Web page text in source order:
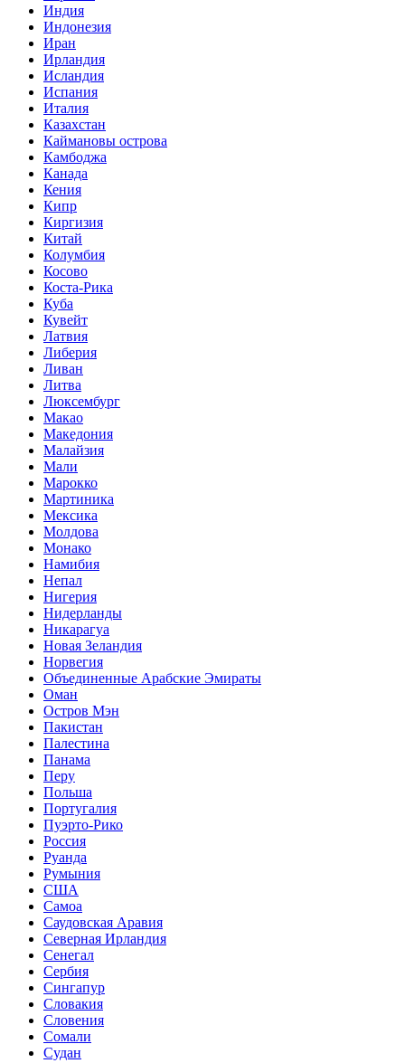
Индия
Индонезия
Иран
Ирландия
Исландия
Испания
Италия
Казахстан
Каймановы острова
Камбоджа
Канада
Кения
Кипр
Киргизия
Китай
Колумбия
Косово
Коста-Рика
Куба
Кувейт
Латвия
Либерия
Ливан
Литва
Люксембург
Макао
Македония
Малайзия
Мали
Марокко
Мартиника
Мексика
Молдова
Монако
Намибия
Непал
Нигерия
Нидерланды
Никарагуа
Новая Зеландия
Норвегия
Объединенные Арабские Эмираты
Оман
Остров Мэн
Пакистан
Палестина
Панама
Перу
Польша
Португалия
Пуэрто-Рико
Россия
Руанда
Румыния
США
Самоа
Саудовская Аравия
Северная Ирландия
Сенегал
Сербия
Сингапур
Словакия
Словения
Сомали
Судан